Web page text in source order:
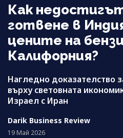
Как
готвене в
цените на
Калифорния?
Нагледно доказателство
върху световната
Израел с Иран
Darik Business Review
19 Май 2026